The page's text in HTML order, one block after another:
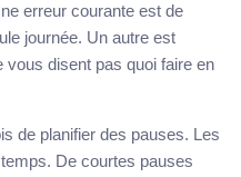
erreur courante est de
journée. Un autre est
vous disent pas quoi faire en
de planifier des pauses. Les
De courtes pauses